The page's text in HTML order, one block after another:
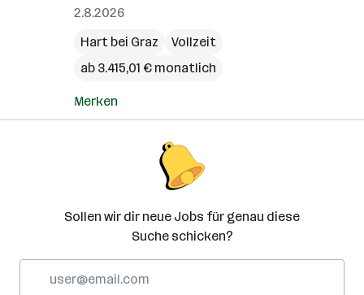
2.8.2026
Hart bei Graz
Vollzeit
ab 3.415,01 € monatlich
Merken
Sollen wir dir neue Jobs für genau diese
Suche schicken?